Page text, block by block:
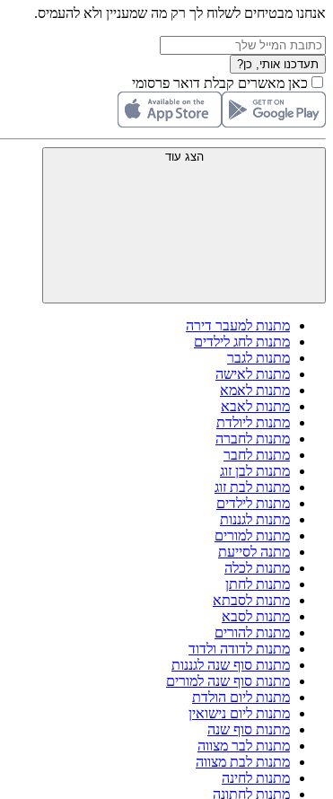
אנחנו מבטיחים לשלוח לך רק מה שמעניין ולא להעמיס.
תעדכנו אותי, כן?
כאן מאשרים קבלת דואר פרסומי
הצג עוד
מתנות למעבר דירה
מתנות לחג לילדים
מתנות לגבר
מתנות לאישה
מתנות לאמא
מתנות לאבא
מתנות ליולדת
מתנות לחברה
מתנות לחבר
מתנות לבן זוג
מתנות לבת זוג
מתנות לילדים
מתנות לגננות
מתנות למורים
מתנה לסייעת
מתנות לכלה
מתנות לחתן
מתנות לסבתא
מתנות לסבא
מתנות להורים
מתנות לדודה ולדוד
מתנות סוף שנה לגננות
מתנות סוף שנה למורים
מתנות ליום הולדת
מתנות ליום נישואין
מתנות סוף שנה
מתנות לבר מצווה
מתנות לבת מצווה
מתנות לחינה
מתנות לחתונה